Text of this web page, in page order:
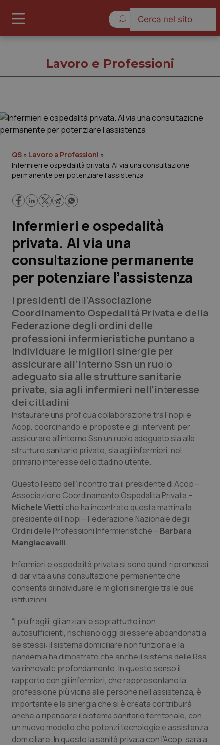
Governo e Parlamento
Regioni e Asl
Lavoro e Professioni
Scienza e Farmaci
Studi e Analisi
Lettere al direttore
Edizioni Regionali
QS Pro
Professionisti Sanitari.AI
Abruzzo
Basilicata
Calabria
Emilia-Romagna
Friuli Venezia Giulia
Lazio
Liguria
Lombardia
Marche
Molise
Piemonte
Provincia Autonoma di Bolzano
Provincia Autonoma di Trento
QS Pro Gold
Artrite & artrosi
Asma & BPCO
Colesterolo & coronaropatie
Dermatite Atopica
Diabete & glucometri
Disturbi dell’umore
Dolore
Donna & Salute
Epatiti
HIV
Infezioni & Febbre
Ipertensione & Scompenso
QS Club Newsletter
Lavoro e Professioni
QS » Lavoro e Professioni »
Infermieri e ospedalità privata. Al via una consultazione
permanente per potenziare l’assistenza
Infermieri e ospedalità
privata. Al via una
consultazione permanente
per potenziare l’assistenza
I presidenti dell’Associazione
Coordinamento Ospedalità Privata e della
Federazione degli ordini delle
professioni infermieristiche puntano a
individuare le migliori sinergie per
assicurare all’interno Ssn un ruolo
adeguato sia alle strutture sanitarie
private, sia agli infermieri nell‘interesse
dei cittadini
Instaurare una proficua collaborazione tra Fnopi e
Acop, coordinando le proposte e gli interventi per
assicurare all’interno Ssn un ruolo adeguato sia alle
strutture sanitarie private, sia agli infermieri, nel
primario interesse del cittadino utente.
Questo l’esito dell’incontro tra il presidente di Acop –
Associazione Coordinamento Ospedalità Privata –
Michele Vietti che ha incontrato questa mattina la
presidente di Fnopi – Federazione Nazionale degli
Ordini delle Professioni Infermieristiche – Barbara
Mangiacavalli.
Infermieri e ospedalità privata si sono quindi ripromessi
di dar vita a una consultazione permanente che
consenta di individuare le migliori sinergie tra le due
istituzioni.
“I più fragili, gli anziani e soprattutto i non
autosufficienti, rischiano oggi di essere abbandonati a
se stessi: il sistema domiciliare non funziona e la
pandemia ha dimostrato che anche il sistema delle Rsa
va rinnovato profondamente. In questo senso il
rapporto con gli infermieri, che rappresentano la
professione più vicina alle persone nell’assistenza, è
importante e la sinergia che si è creata contribuirà
anche a ripensare il sistema sanitario territoriale, con
un nuovo modello che potenzi tecnologie e assistenza
domiciliare. In questo la sanità privata con l’Acop sarà a